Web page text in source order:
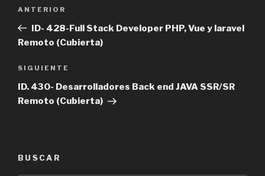
entradas
Entrada
anterior
ANTERIOR
ID- 428-Full Stack Developer PHP, Vue y laravel
Remoto (Cubierta)
Siguiente
entrada
SIGUIENTE
ID. 430- Desarrolladores Back end JAVA SSR/SR
Remoto (Cubierta)
BUSCAR